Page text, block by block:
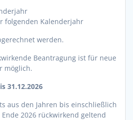
folgenden Kalenderjahr
werden.
Beantragung ist für neue
möglich.
31.12.2026
aus den Jahren bis einschließlich
2026 rückwirkend geltend